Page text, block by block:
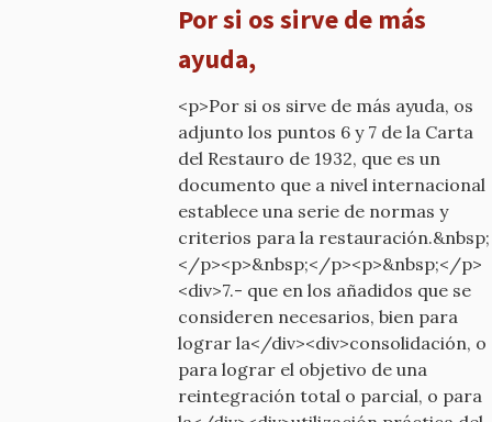
dicho?
old
Por si os sirve de más
ayuda,
<p>Por si os sirve de más ayuda, os
adjunto los puntos 6 y 7 de la Carta
del Restauro de 1932, que es un
documento que a nivel internacional
establece una serie de normas y
criterios para la restauración.&nbsp;
</p><p>&nbsp;</p><p>&nbsp;</p>
<div>7.- que en los añadidos que se
consideren necesarios, bien para
lograr la</div><div>consolidación, o
para lograr el objetivo de una
reintegración total o parcial, o para